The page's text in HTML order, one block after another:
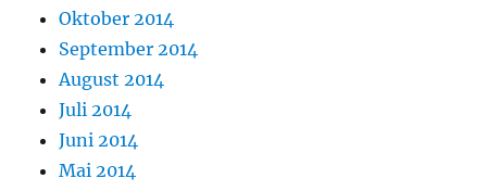
Oktober 2014
September 2014
August 2014
Juli 2014
Juni 2014
Mai 2014